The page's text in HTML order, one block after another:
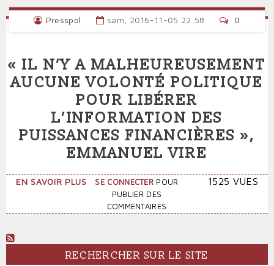
LES
RÉSISTANCES
LE
MONDE
ARABE
EN
ÉBULLITION,
CE
N’EST
PAS
FINI
!
Presspol sam, 2016-11-05 22:58 0
« IL N’Y A MALHEUREUSEMENT
AUCUNE VOLONTÉ POLITIQUE
POUR LIBÉRER
L’INFORMATION DES
PUISSANCES FINANCIÈRES »,
EMMANUEL VIRE
EN SAVOIR PLUS SUR
MALHEUREUSEMENT
AUCUNE
SE CONNECTER POUR
PUBLIER DES
COMMENTAIRES
1525 VUES
RECHERCHER SUR LE SITE